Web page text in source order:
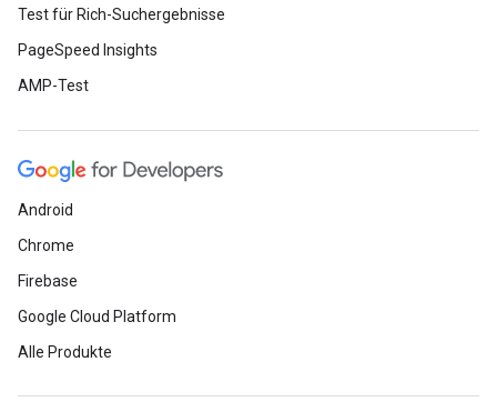
Test für Rich-Suchergebnisse
PageSpeed Insights
AMP-Test
Android
Chrome
Firebase
Google Cloud Platform
Alle Produkte